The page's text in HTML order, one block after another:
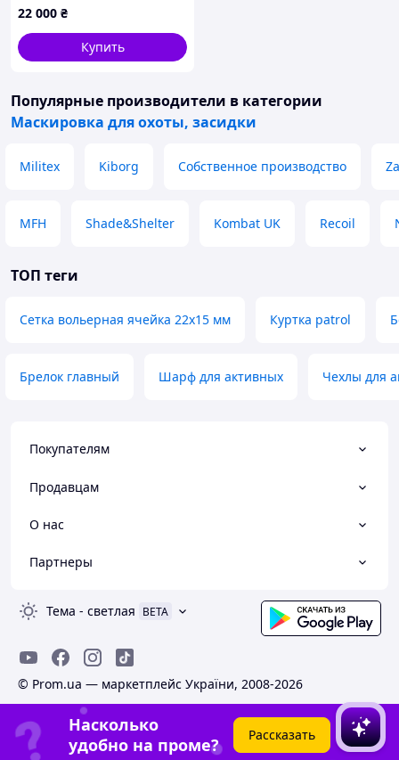
22 000 ₴
Купить
Популярные производители в категории
Маскировка для охоты, засидки
Militex Kiborg Собственное производство
MFH Shade&Shelter Kombat UK Recoil
ТОП теги
Сетка вольерная ячейка 22х15 мм Куртка patrol
Брелок главный Шарф для активных Чехлы для
Покупателям
Продавцам
О нас
Партнеры
Тема - светлая BETA
© Prom.ua — маркетплейс України, 2008-2026
Насколько
удобно на проме?
Рассказать